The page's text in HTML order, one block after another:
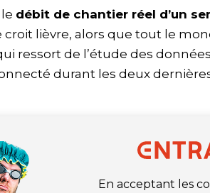
débit de chantier réel d’un
lièvre, alors que tout le
ressort de l’étude des
durant les deux
En acceptant les